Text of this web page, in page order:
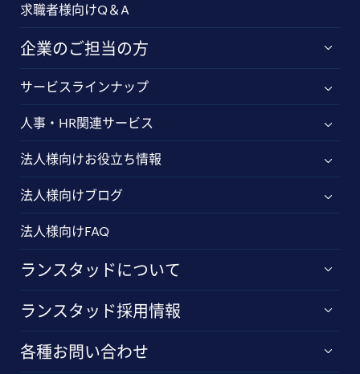
求職者様向けQ＆A
企業のご担当の方
サービスラインナップ
人事・HR関連サービス
法人様向けお役立ち情報
法人様向けブログ
法人様向けFAQ
ランスタッドについて
ランスタッド採用情報
各種お問い合わせ